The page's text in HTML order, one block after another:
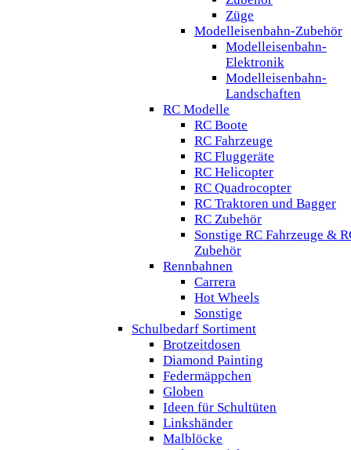
Züge
Modelleisenbahn-Zubehör
Modelleisenbahn-
Elektronik
Modelleisenbahn-
Landschaften
RC Modelle
RC Boote
RC Fahrzeuge
RC Fluggeräte
RC Helicopter
RC Quadrocopter
RC Traktoren und Bagger
RC Zubehör
Sonstige RC Fahrzeuge &
Zubehör
Rennbahnen
Carrera
Hot Wheels
Sonstige
Schulbedarf Sortiment
Brotzeitdosen
Diamond Painting
Federmäppchen
Globen
Ideen für Schultüten
Linkshänder
Malblöcke